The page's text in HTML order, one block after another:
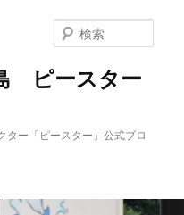
ピースター
ター「ピースター」公式ブロ
索